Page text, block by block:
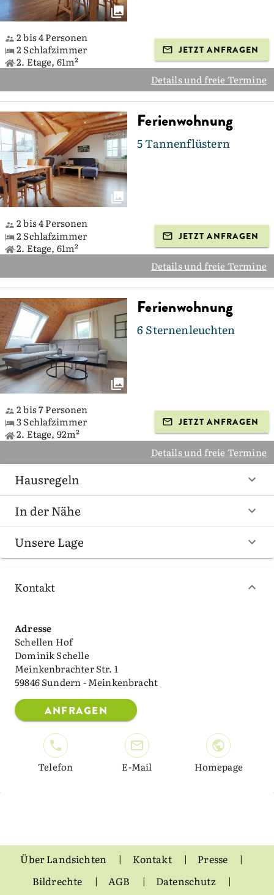
2 bis 4 Personen
2 Schlafzimmer
2. Etage, 61m²
JETZT ANFRAGEN
Details und freie Termine
Ferienwohnung
5 Tannenflüstern
2 bis 4 Personen
2 Schlafzimmer
2. Etage, 61m²
JETZT ANFRAGEN
Details und freie Termine
Ferienwohnung
6 Sternenleuchten
2 bis 7 Personen
3 Schlafzimmer
2. Etage, 92m²
JETZT ANFRAGEN
Details und freie Termine
Hausregeln
In der Nähe
Unsere Lage
Kontakt
Adresse
Schellen Hof
Dominik Schelle
Meinkenbrachter Str. 1
59846 Sundern - Meinkenbracht
ANFRAGEN
Telefon E-Mail Homepage
Über Landsichten Kontakt
Presse
Bildrechte
AGB Datenschutz